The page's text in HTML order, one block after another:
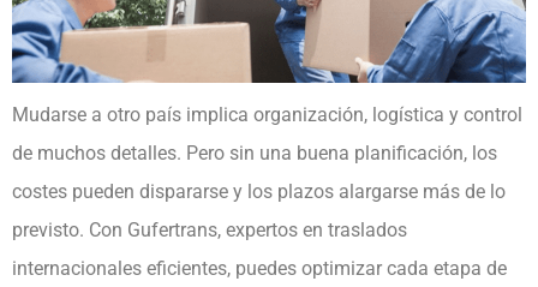
Mudarse a otro país implica organización, logística y control
de muchos detalles. Pero sin una buena planificación, los
costes pueden dispararse y los plazos alargarse más de lo
previsto. Con Gufertrans, expertos en traslados
internacionales eficientes, puedes optimizar cada etapa de